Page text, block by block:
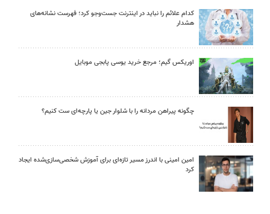
کدام علائم را نباید در اینترنت جست‌وجو کرد؛ فهرست نشانه‌های
هشدار
اوریکس گیم؛ مرجع خرید یوسی پابجی موبایل
چگونه پیراهن مردانه را با شلوار جین یا پارچه‌ای ست کنیم؟
امین امینی با اندرز مسیر تازه‌ای برای آموزش شخصی‌سازی‌شده ایجاد
کرد